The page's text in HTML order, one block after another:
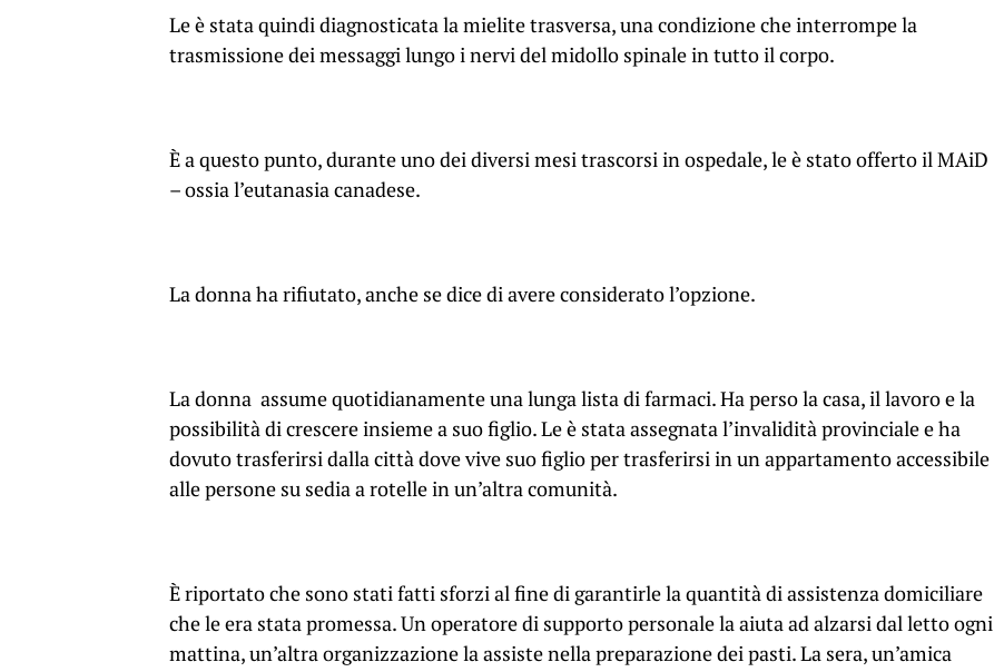
Le è stata quindi diagnosticata la mielite trasversa, una condizione che interrompe la
trasmissione dei messaggi lungo i nervi del midollo spinale in tutto il corpo.
È a questo punto, durante uno dei diversi mesi trascorsi in ospedale, le è stato offerto il MAiD
– ossia l’eutanasia canadese.
La donna ha rifiutato, anche se dice di avere considerato l’opzione.
La donna assume quotidianamente una lunga lista di farmaci. Ha perso la casa, il lavoro e la
possibilità di crescere insieme a suo figlio. Le è stata assegnata l’invalidità provinciale e ha
dovuto trasferirsi dalla città dove vive suo figlio per trasferirsi in un appartamento accessibile
alle persone su sedia a rotelle in un’altra comunità.
È riportato che sono stati fatti sforzi al fine di garantirle la quantità di assistenza domiciliare
che le era stata promessa. Un operatore di supporto personale la aiuta ad alzarsi dal letto ogni
mattina, un’altra organizzazione la assiste nella preparazione dei pasti. La sera, un’amica